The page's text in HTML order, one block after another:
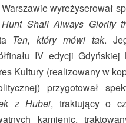
wyreżyserował
Shall Always Glorify
Ten, który mówi tak.
IV edycji
Kultury (realizowany w
przygotował
z Hubei, traktujący o
kamienic,